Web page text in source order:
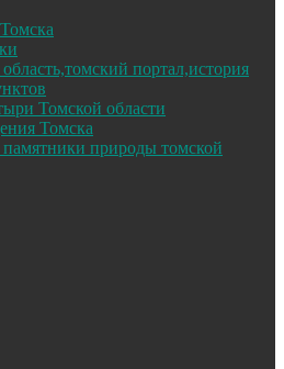
портал,история
Томской области
Томска
памятники природы томской